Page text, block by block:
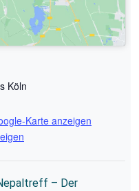
Köln
Karte anzeigen
– Der